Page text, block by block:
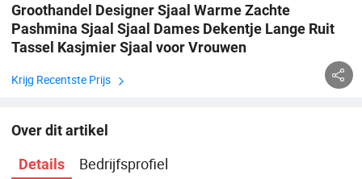
Groothandel Designer Sjaal Warme Zachte
Pashmina Sjaal Sjaal Dames Dekentje Lange Ruit
Tassel Kasjmier Sjaal voor Vrouwen
Krijg Recentste Prijs
Over dit artikel
Details Bedrijfsprofiel